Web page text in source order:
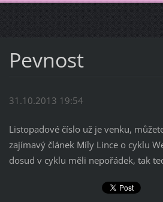
Pevnost
31.10.2013 19:54
Listopadové číslo už je venku,
zajímavý článek Míly Lince o cyklu
dosud v cyklu měli nepořádek, tak